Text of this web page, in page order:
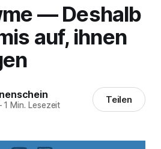
— Deshalb
auf, ihnen
1 Min. Lesezeit Teilen